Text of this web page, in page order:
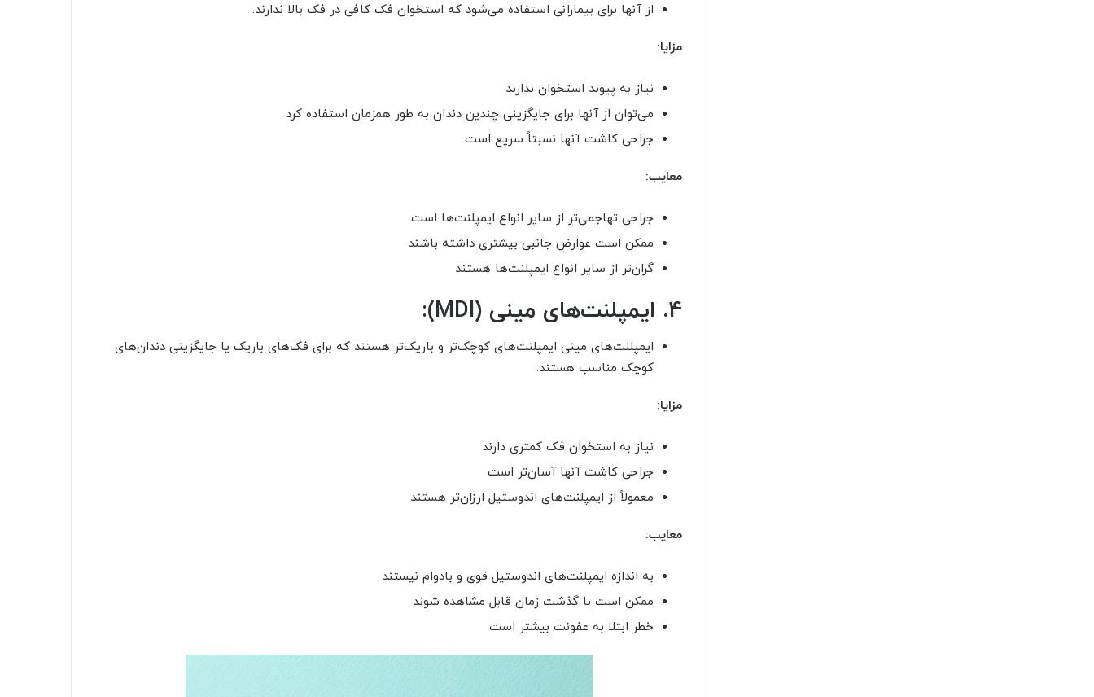
از آنها برای بیمارانی استفاده می‌شود که استخوان فک کافی در فک بالا ندارند.
مزایا:
نیاز به پیوند استخوان ندارند
می‌توان از آنها برای جایگزینی چندین دندان به طور همزمان استفاده کرد
جراحی کاشت آنها نسبتاً سریع است
معایب:
جراحی تهاجمی‌تر از سایر انواع ایمپلنت‌ها است
ممکن است عوارض جانبی بیشتری داشته باشند
گران‌تر از سایر انواع ایمپلنت‌ها هستند
4. ایمپلنت‌های مینی (MDI):
ایمپلنت‌های مینی ایمپلنت‌های کوچک‌تر و باریک‌تر هستند که برای فک‌های باریک یا جایگزینی دندان‌های
کوچک مناسب هستند.
مزایا:
نیاز به استخوان فک کمتری دارند
جراحی کاشت آنها آسان‌تر است
معمولاً از ایمپلنت‌های اندوستیل ارزان‌تر هستند
معایب:
به اندازه ایمپلنت‌های اندوستیل قوی و بادوام نیستند
ممکن است با گذشت زمان قابل مشاهده شوند
خطر ابتلا به عفونت بیشتر است